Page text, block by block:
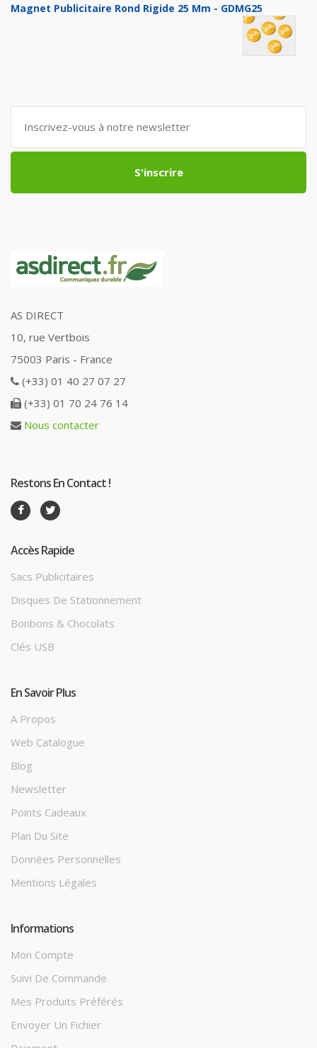
Magnet Publicitaire Rond Rigide 25 Mm - GDMG25
S'inscrire
AS DIRECT
10, rue Vertbois
75003 Paris - France
(+33) 01 40 27 07 27
(+33) 01 70 24 76 14
Nous contacter
Restons En Contact !
Accès Rapide
Sacs Publicitaires
Disques De Stationnement
Bonbons & Chocolats
Clés USB
En Savoir Plus
A Propos
Web Catalogue
Blog
Newsletter
Points Cadeaux
Plan Du Site
Données Personnelles
Mentions Légales
Informations
Mon Compte
Suivi De Commande
Mes Produits Préférés
Envoyer Un Fichier